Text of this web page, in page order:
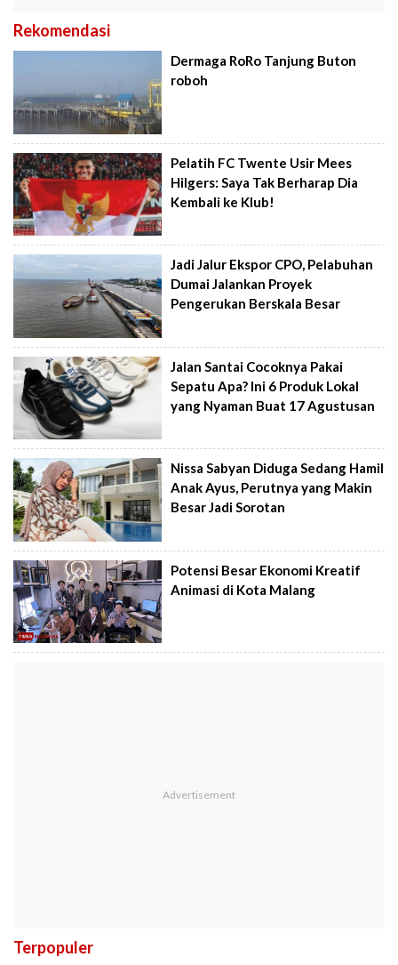
Rekomendasi
Dermaga RoRo Tanjung Buton
roboh
Pelatih FC Twente Usir Mees
Hilgers: Saya Tak Berharap Dia
Kembali ke Klub!
Jadi Jalur Ekspor CPO, Pelabuhan
Dumai Jalankan Proyek
Pengerukan Berskala Besar
Jalan Santai Cocoknya Pakai
Sepatu Apa? Ini 6 Produk Lokal
yang Nyaman Buat 17 Agustusan
Nissa Sabyan Diduga Sedang Hamil
Anak Ayus, Perutnya yang Makin
Besar Jadi Sorotan
Potensi Besar Ekonomi Kreatif
Animasi di Kota Malang
Terpopuler